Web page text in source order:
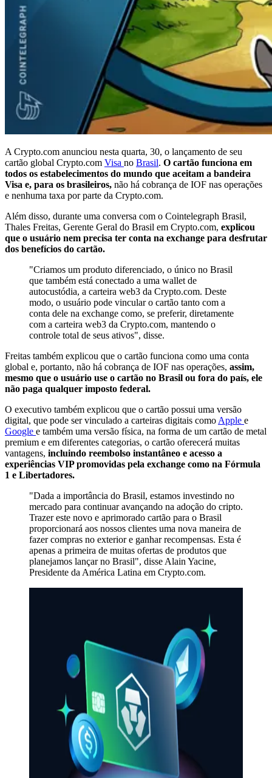
A Crypto.com anunciou nesta quarta, 30, o lançamento de seu
cartão global Crypto.com Visa no Brasil. O cartão funciona em
todos os estabelecimentos do mundo que aceitam a bandeira
Visa e, para os brasileiros, não há cobrança de IOF nas operações
e nenhuma taxa por parte da Crypto.com.
Além disso, durante uma conversa com o Cointelegraph Brasil,
Thales Freitas, Gerente Geral do Brasil em Crypto.com, explicou
que o usuário nem precisa ter conta na exchange para desfrutar
dos benefícios do cartão.
"Criamos um produto diferenciado, o único no Brasil
que também está conectado a uma wallet de
autocustódia, a carteira web3 da Crypto.com. Deste
modo, o usuário pode vincular o cartão tanto com a
conta dele na exchange como, se preferir, diretamente
com a carteira web3 da Crypto.com, mantendo o
controle total de seus ativos", disse.
Freitas também explicou que o cartão funciona como uma conta
global e, portanto, não há cobrança de IOF nas operações, assim,
mesmo que o usuário use o cartão no Brasil ou fora do país, ele
não paga qualquer imposto federal.
O executivo também explicou que o cartão possui uma versão
digital, que pode ser vinculado a carteiras digitais como Apple e
Google e também uma versão física, na forma de um cartão de metal
premium e em diferentes categorias, o cartão oferecerá muitas
vantagens, incluindo reembolso instantâneo e acesso a
experiências VIP promovidas pela exchange como na Fórmula
1 e Libertadores.
"Dada a importância do Brasil, estamos investindo no
mercado para continuar avançando na adoção do cripto.
Trazer este novo e aprimorado cartão para o Brasil
proporcionará aos nossos clientes uma nova maneira de
fazer compras no exterior e ganhar recompensas. Esta é
apenas a primeira de muitas ofertas de produtos que
planejamos lançar no Brasil", disse Alain Yacine,
Presidente da América Latina em Crypto.com.